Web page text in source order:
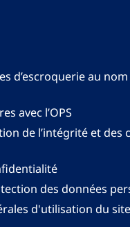
d’escroquerie au
avec l’OPS
de l’intégrité et des
des données
d'utilisation du site